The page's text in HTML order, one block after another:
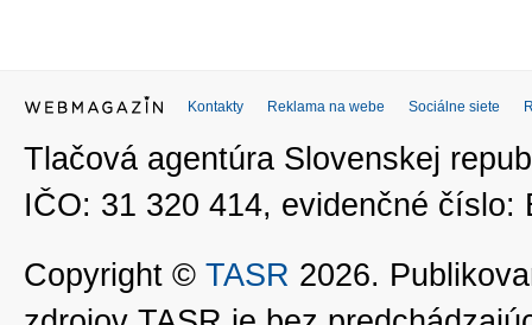
Kontakty Reklama na webe Sociálne siete
Tlačová agentúra Slovenskej
IČO: 31 320 414, evidenčné číslo:
Copyright © TASR 2026.